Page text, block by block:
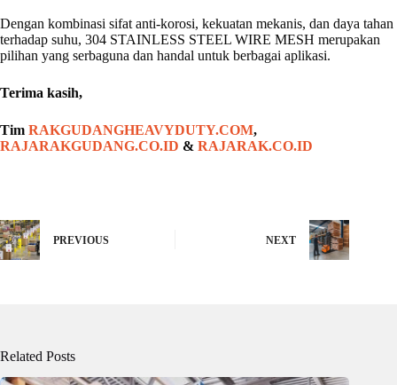
Dengan kombinasi sifat anti-korosi, kekuatan mekanis, dan daya tahan
terhadap suhu, 304 STAINLESS STEEL WIRE MESH merupakan
pilihan yang serbaguna dan handal untuk berbagai aplikasi.
Terima kasih,
Tim RAKGUDANGHEAVYDUTY.COM,
RAJARAKGUDANG.CO.ID & RAJARAK.CO.ID
PREVIOUS NEXT
Related Posts